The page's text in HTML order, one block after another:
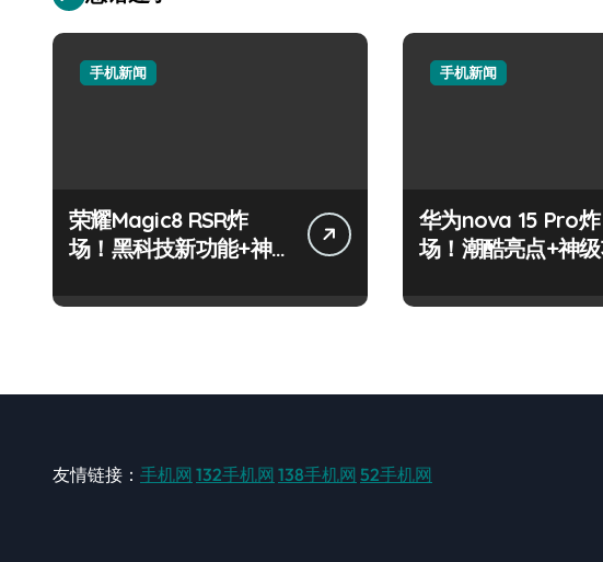
手机新闻
荣耀Magic8 RSR炸
场！黑科技新功能+神
测！
手机新闻
华为nova 15 Pro炸
场！潮酷亮点+神
友情链接： 手机网 132手机网 138手机网 52手机网